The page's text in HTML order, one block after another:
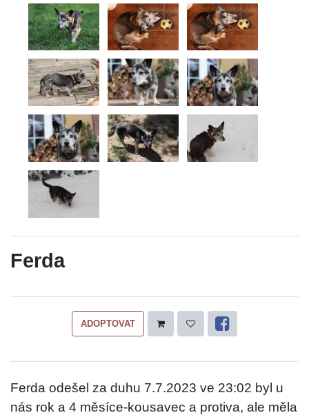
Ferda
ADOPTOVAT
Ferda odešel za duhu 7.7.2023 ve 23:02 byl u
nás rok a 4 měsíce-kousavec a protiva, ale měla